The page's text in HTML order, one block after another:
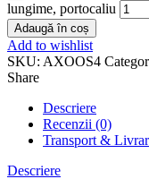
lungime, portocaliu
Adaugă în coș
Add to wishlist
SKU: AXOOS4
Share
Descriere
Recenzii (0)
Transport &
Descriere